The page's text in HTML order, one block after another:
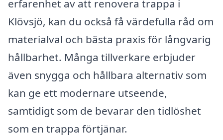
erfarenhet av att renovera trappa i
Klövsjö, kan du också få värdefulla råd om
materialval och bästa praxis för långvarig
hållbarhet. Många tillverkare erbjuder
även snygga och hållbara alternativ som
kan ge ett modernare utseende,
samtidigt som de bevarar den tidlöshet
som en trappa förtjänar.